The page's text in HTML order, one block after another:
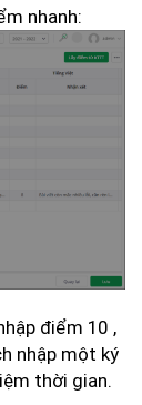
nhanh:
điểm 10 ,
nhập một ký
thời gian.